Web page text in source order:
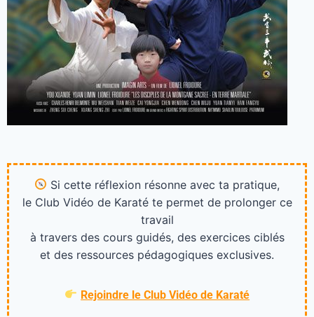
Si cette réflexion résonne avec ta pratique,
le Club Vidéo de Karaté te permet de prolonger ce
travail
à travers des cours guidés, des exercices ciblés
et des ressources pédagogiques exclusives.
Rejoindre le Club Vidéo de Karaté